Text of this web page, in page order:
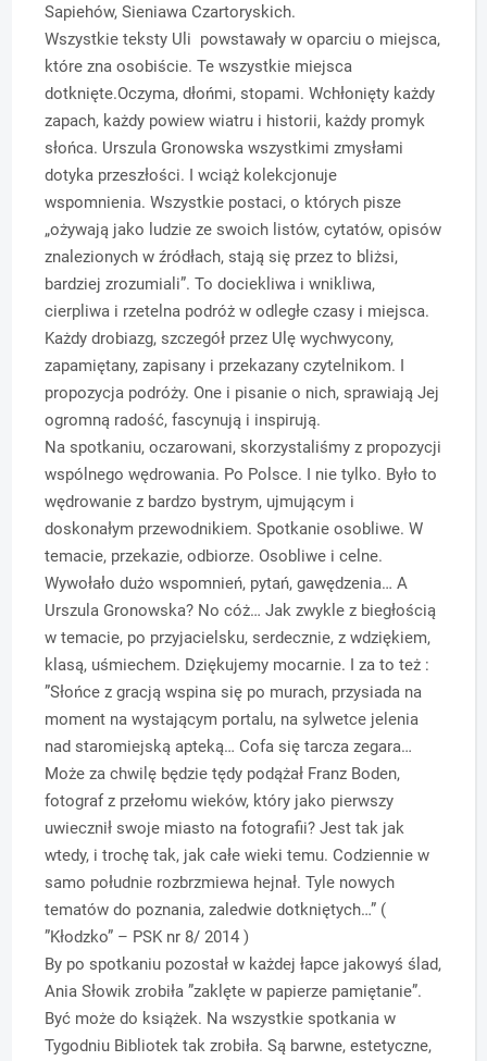
Sapiehów, Sieniawa Czartoryskich.
Wszystkie teksty Uli powstawały w oparciu o miejsca,
które zna osobiście. Te wszystkie miejsca
dotknięte.Oczyma, dłońmi, stopami. Wchłonięty każdy
zapach, każdy powiew wiatru i historii, każdy promyk
słońca. Urszula Gronowska wszystkimi zmysłami
dotyka przeszłości. I wciąż kolekcjonuje
wspomnienia. Wszystkie postaci, o których pisze
„ożywają jako ludzie ze swoich listów, cytatów, opisów
znalezionych w źródłach, stają się przez to bliżsi,
bardziej zrozumiali”. To dociekliwa i wnikliwa,
cierpliwa i rzetelna podróż w odległe czasy i miejsca.
Każdy drobiazg, szczegół przez Ulę wychwycony,
zapamiętany, zapisany i przekazany czytelnikom. I
propozycja podróży. One i pisanie o nich, sprawiają Jej
ogromną radość, fascynują i inspirują.
Na spotkaniu, oczarowani, skorzystaliśmy z propozycji
wspólnego wędrowania. Po Polsce. I nie tylko. Było to
wędrowanie z bardzo bystrym, ujmującym i
doskonałym przewodnikiem. Spotkanie osobliwe. W
temacie, przekazie, odbiorze. Osobliwe i celne.
Wywołało dużo wspomnień, pytań, gawędzenia… A
Urszula Gronowska? No cóż… Jak zwykle z biegłością
w temacie, po przyjacielsku, serdecznie, z wdziękiem,
klasą, uśmiechem. Dziękujemy mocarnie. I za to też :
”Słońce z gracją wspina się po murach, przysiada na
moment na wystającym portalu, na sylwetce jelenia
nad staromiejską apteką… Cofa się tarcza zegara…
Może za chwilę będzie tędy podążał Franz Boden,
fotograf z przełomu wieków, który jako pierwszy
uwiecznił swoje miasto na fotografii? Jest tak jak
wtedy, i trochę tak, jak całe wieki temu. Codziennie w
samo południe rozbrzmiewa hejnał. Tyle nowych
tematów do poznania, zaledwie dotkniętych…” (
”Kłodzko” – PSK nr 8/ 2014 )
By po spotkaniu pozostał w każdej łapce jakowyś ślad,
Ania Słowik zrobiła ”zaklęte w papierze pamiętanie”.
Być może do książek. Na wszystkie spotkania w
Tygodniu Bibliotek tak zrobiła. Są barwne, estetyczne,